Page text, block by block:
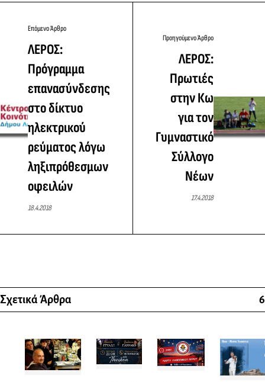
Επόμενο Άρθρο
ΛΕΡΟΣ:
Πρόγραμμα
επανασύνδεσης
στο δίκτυο
ηλεκτρικού
ρεύματος λόγω
ληξιπρόθεσμων
οφειλών
18.4.2018
Προηγούμενο Άρθρο
ΛΕΡΟΣ:
Πρωτιές
στην Κω
για τον
Γυμναστικό
Σύλλογο
Νέων
17.4.2018
Σχετικά Άρθρα 6